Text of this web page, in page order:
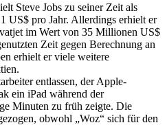
Steve Jobs zu seiner Zeit als
US$ pro Jahr. Allerdings erhielt er
im Wert von 35 Millionen US$
Zeit gegen Berechnung an
erhielt er viele weitere
entlassen, der Apple-
ein iPad während der
Minuten zu früh zeigte. Die
obwohl „Woz“ sich für den